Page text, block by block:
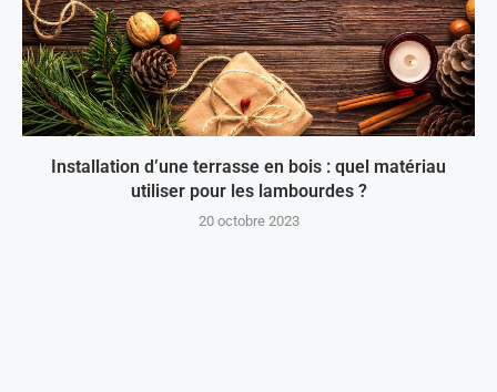
Installation d’une terrasse en bois : quel matériau
utiliser pour les lambourdes ?
20 octobre 2023